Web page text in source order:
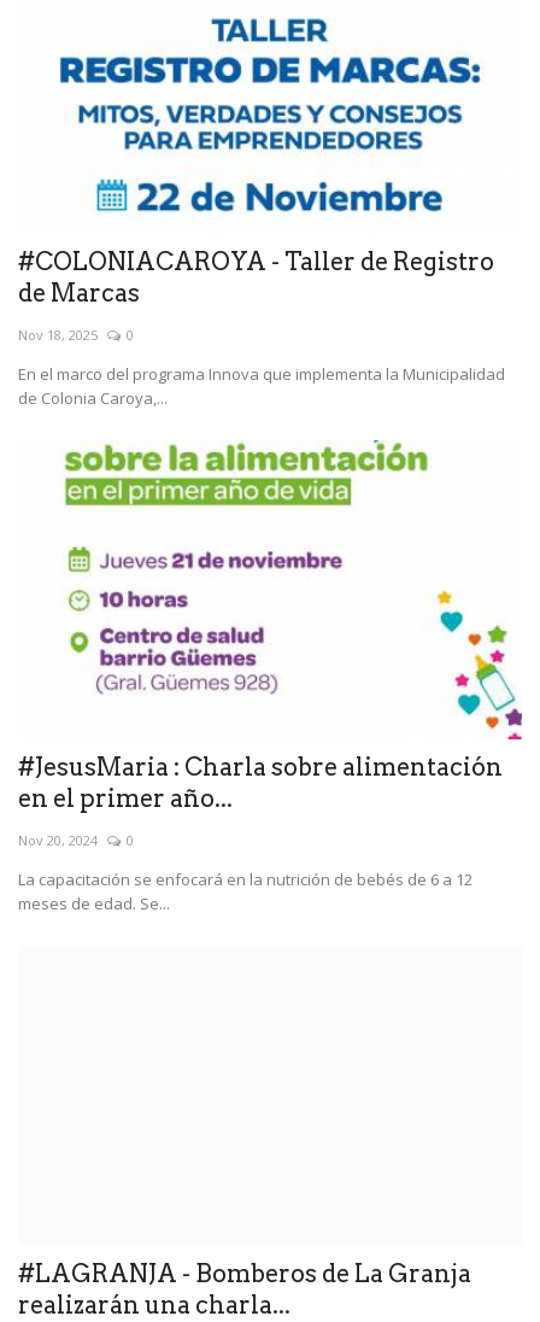
#COLONIACAROYA - Taller de Registro
de Marcas
Nov 18, 2025 0
En el marco del programa Innova que implementa la Municipalidad
de Colonia Caroya,...
#JesusMaria : Charla sobre alimentación
en el primer año...
Nov 20, 2024 0
La capacitación se enfocará en la nutrición de bebés de 6 a 12
meses de edad. Se...
#LAGRANJA - Bomberos de La Granja
realizarán una charla...